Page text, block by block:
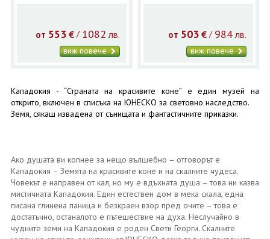
от 553 €/ 1082 лв.
виж повече
от 503 € / 984 лв.
виж повече
Кападокия - “Страната на красивите коне” е един музей на
открито, включен в списъка на ЮНЕСКО за световно наследство.
Земя, сякаш извадена от сънищата и фантастичните приказки.
Ако душата ви копнее за нещо вълшебно – отговорът е
Кападокия – Земята на красивите коне и на скалните чудеса.
Човекът е направен от кал, но му е вдъхната душа – това ни казва
мистичната Кападокия. Един естествен дом в мека скала, една
писана глинена паница и безкраен взор пред очите – това е
достатъчно, останалото е пътешествие на духа. Неслучайно в
чудните земи на Кападокия е роден Свети Георги. Скалните